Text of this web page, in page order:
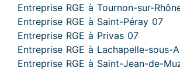
Entreprise RGE à Tournon-sur-
Entreprise RGE à Saint-Péray 07
Entreprise RGE à Privas 07
Entreprise RGE à Lachapelle-sous-
Entreprise RGE à Saint-Jean-de-